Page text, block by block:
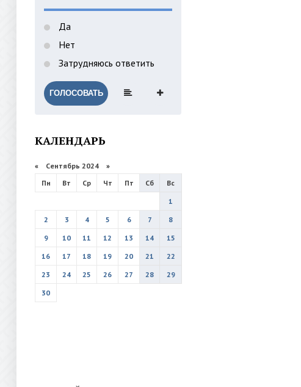
Да
Нет
Затрудняюсь ответить
ГОЛОСОВАТЬ
КАЛЕНДАРЬ
« Сентябрь 2024 »
Пн
Вт Ср Чт Пт Сб
Вс
1
2
3 4 5 6 7
8
9
10 11 12 13 14
15
16
17 18 19 20 21
22
23
24 25 26 27 28
29
30